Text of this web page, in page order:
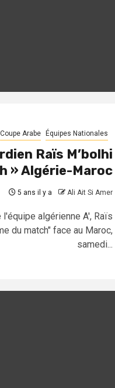
Coupe Arabe Équipes Nationales
Raïs M’bolhi
» Algérie-Maroc
5 ans il y a Ali Ait Si Amer
algérienne A', Raïs
du match" face au Maroc,
samedi...